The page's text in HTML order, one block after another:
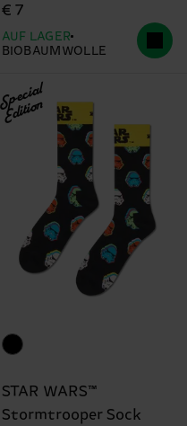
€ 7
AUF LAGER
BIOBAUMWOLLE
Special
Edition
STAR WARS™
Stormtrooper Sock